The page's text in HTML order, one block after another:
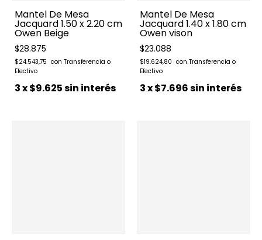
Mantel De Mesa
Jacquard 1.50 x 2.20 cm
Owen Beige
$28.875
$24.543,75
3x$9.625sin interés
Mantel De Mesa
Jacquard 1.40 x 1.80 cm
Owen vison
$23.088
$19.624,80
3x$7.696sin interés